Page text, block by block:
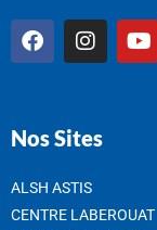
Nos Sites
ALSH ASTIS
CENTRE LABEROUAT